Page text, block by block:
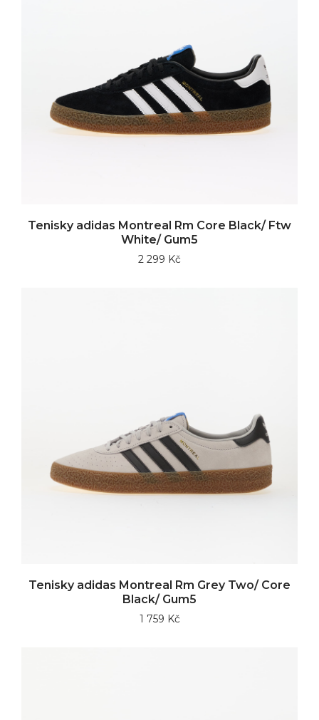
Tenisky adidas Montreal Rm Core Black/ Ftw
White/ Gum5
2 299 Kč
Tenisky adidas Montreal Rm Grey Two/ Core
Black/ Gum5
1 759 Kč